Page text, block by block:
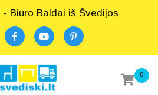
- Biuro Baldai iš Švedijos
0